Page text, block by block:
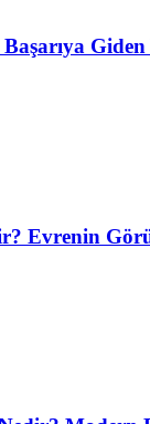
Başarıya
Evrenin